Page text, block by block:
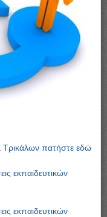
πατήστε εδώ
εκπαιδευτικών
εκπαιδευτικών